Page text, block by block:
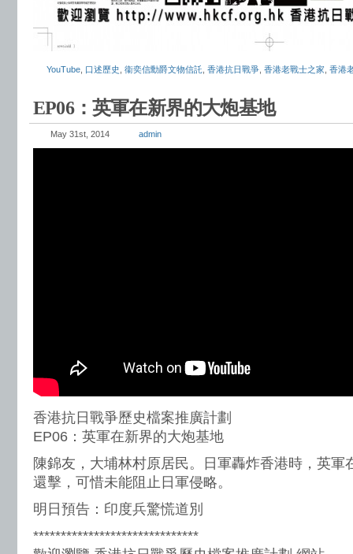
YouTube 口述歷史 衞奕信勳爵文物信託 香港抗日戰爭 香港老戰士之家 香港
EP06：英軍在新界的大炮基地
May 31st, 2014 admin
香港抗日戰爭歷史檔案推廣計劃
EP06：英軍在新界的大炮基地
陳錦友，大埔林村原居民。日軍轟炸香港時，英軍
還擊，可惜未能阻止日軍侵略。
明日預告：印度兵驚慌道別
******************************